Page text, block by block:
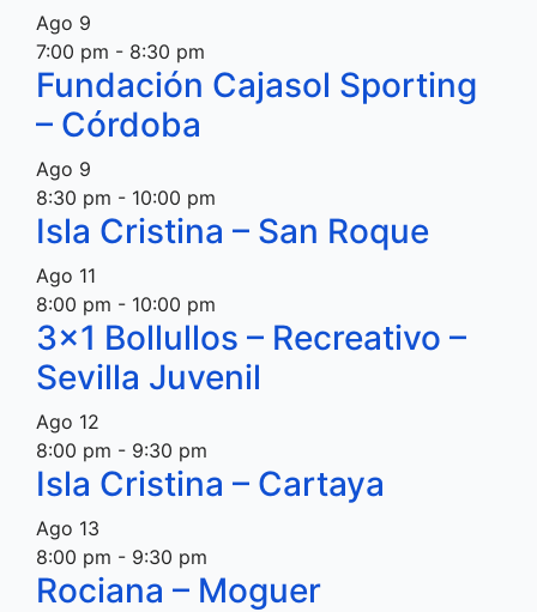
Ago 9
7:00 pm - 8:30 pm
Fundación Cajasol Sporting
– Córdoba
Ago 9
8:30 pm - 10:00 pm
Isla Cristina – San Roque
Ago 11
8:00 pm - 10:00 pm
3×1 Bollullos – Recreativo –
Sevilla Juvenil
Ago 12
8:00 pm - 9:30 pm
Isla Cristina – Cartaya
Ago 13
8:00 pm - 9:30 pm
Rociana – Moguer